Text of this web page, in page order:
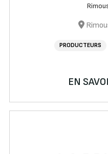
PRODUCTEURS
EN